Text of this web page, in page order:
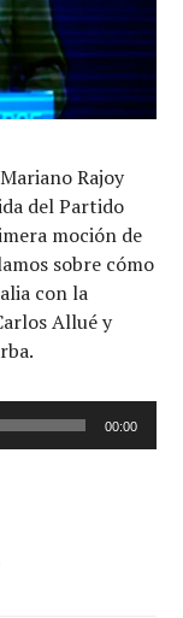
Rajoy
del Partido
moción de
sobre cómo
con la
Allué y
00:00